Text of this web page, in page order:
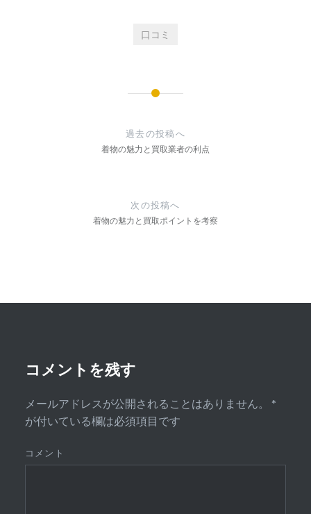
口コミ
ン
過去の投稿へ
着物の魅力と買取業者の利点
次の投稿へ
着物の魅力と買取ポイントを考察
コメントを残す
メールアドレスが公開されることはありません。
*
が付いている欄は必須項目です
コメント